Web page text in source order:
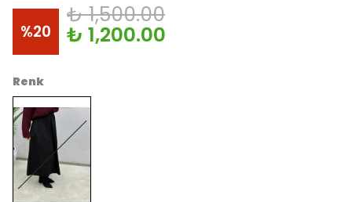
%20
₺ 1,500.00
₺ 1,200.00
Renk